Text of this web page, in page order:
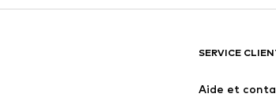
SERVICE
Aide et